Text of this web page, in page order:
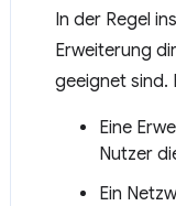
In der Regel
Erweiterung
geeignet sind.
Eine
Nutzer
Ein